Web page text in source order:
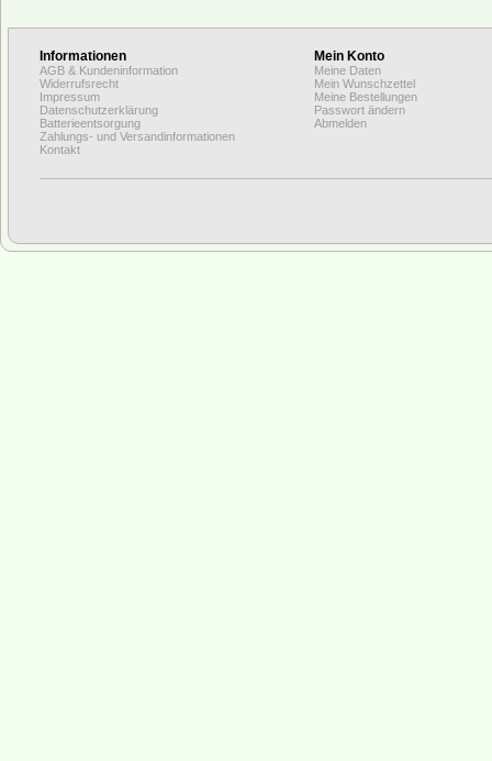
Informationen
AGB & Kundeninformation
Widerrufsrecht
Impressum
Datenschutzerklärung
Batterieentsorgung
Zahlungs- und Versandinformationen
Kontakt
Mein Konto
Meine Daten
Mein Wunschzettel
Meine Bestellungen
Passwort ändern
Abmelden